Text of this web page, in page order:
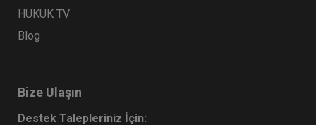
HUKUK TV
Blog
Bize Ulaşın
Destek Talepleriniz İçin: